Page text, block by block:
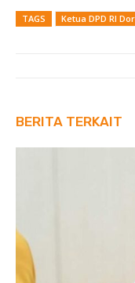
TAGS Ketua DPD RI
BERITA TERKAIT